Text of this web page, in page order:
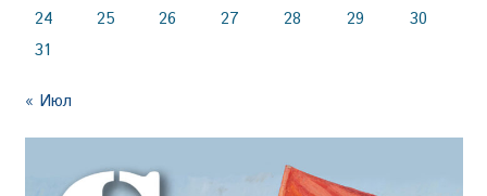
24
25 26 27 28 29
30
31
« Июл